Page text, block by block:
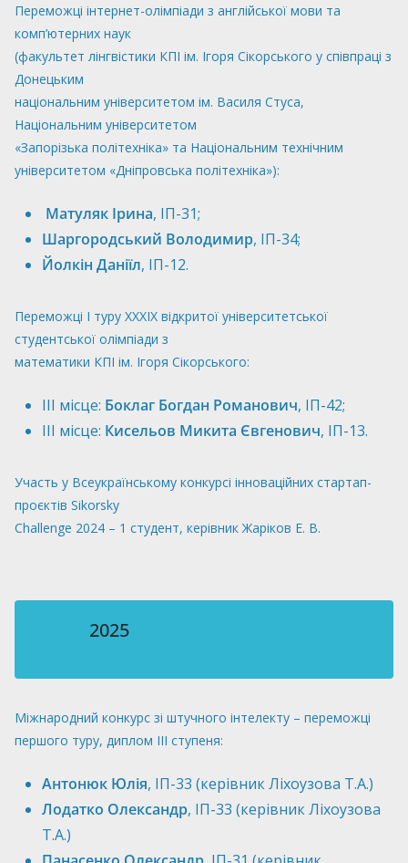
Переможці інтернет-олімпіади з англійської мови та
комп’ютерних наук
(факультет лінгвістики КПІ ім. Ігоря Сікорського у співпраці з
Донецьким
національним університетом ім. Василя Стуса,
Національним університетом
«Запорізька політехніка» та Національним технічним
університетом «Дніпровська політехніка»):
Матуляк Ірина, ІП-31;
Шаргородський Володимир, ІП-34;
Йолкін Даніїл, ІП-12.
Переможці I туру ХХХІХ відкритої університетської
студентської олімпіади з
математики КПІ ім. Ігоря Сікорського:
IІI місце: Боклаг Богдан Романович, ІП-42;
IІI місце: Кисельов Микита Євгенович, ІП-13.
Участь у Всеукраїнському конкурсі інноваційних стартап-
проєктів Sikorsky
Challenge 2024 – 1 студент, керівник Жаріков Е. В.
2025
Міжнародний конкурс зі штучного інтелекту – переможці
першого туру, диплом ІІІ ступеня:
Антонюк Юлія, ІП-33 (керівник Ліхоузова Т.А.)
Лодатко Олександр, ІП-33 (керівник Ліхоузова
Т.А.)